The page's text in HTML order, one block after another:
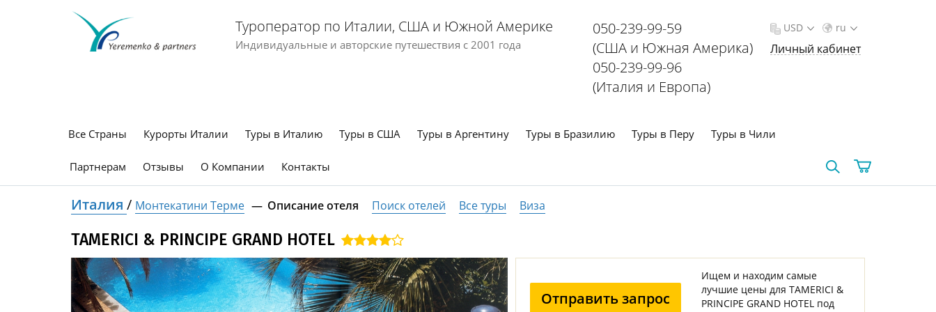
Туроператор по Италии, США и Южной Америке
Индивидуальные и авторские путешествия с 2001 года
050-239-99-59
(США и Южная Америка)
050-239-99-96
(Италия и Европа)
ru
USD
Личный кабинет
Все Страны Курорты Италии Туры в Италию Туры в США Туры в Аргентину Туры в Бразилию Туры в Перу Туры в Чили
Партнерам Отзывы О Компании Контакты
Италия / Монтекатини Терме Описание отеля Поиск отелей Все туры Виза
TAMERICI & PRINCIPE GRAND HOTEL
Отправить запрос
Ищем и находим самые
лучшие цены для TAMERICI &
PRINCIPE GRAND HOTEL под